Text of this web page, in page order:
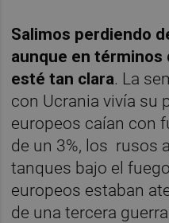
Salimos perdiendo
aunque en términos
esté tan clara. La
con Ucrania vivía su
europeos caían con
de un 3%, los rusos
tanques bajo el
europeos estaban
de una tercera